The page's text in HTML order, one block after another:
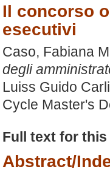
Il concorso
esecutivi
Caso, Fabiana
degli
Luiss Guido
Cycle Master's
Full text for
Abstract/